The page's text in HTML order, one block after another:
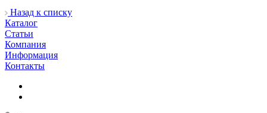
Назад к списку
Каталог
Статьи
Компания
Информация
Контакты